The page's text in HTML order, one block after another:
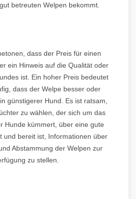
betreuten Welpen bekommt.
dass der Preis für einen
ein Hinweis auf die Qualität oder
ist. Ein hoher Preis bedeutet
dass der Welpe besser oder
günstigerer Hund. Es ist ratsam,
zu wählen, der sich um das
Hunde kümmert, über eine gute
und bereit ist, Informationen über
Abstammung der Welpen zur
zu stellen.